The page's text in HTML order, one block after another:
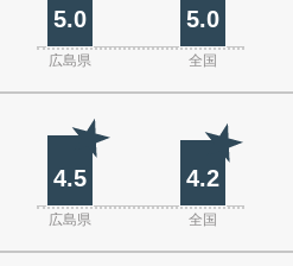
5.0 5.0
広島県 全国
4.5 4.2
広島県 全国